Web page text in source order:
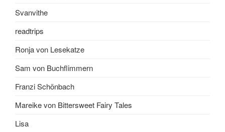
Svanvithe
readtrips
Ronja von Lesekatze
Sam von Buchflimmern
Franzi Schönbach
Mareike von Bittersweet Fairy Tales
Lisa